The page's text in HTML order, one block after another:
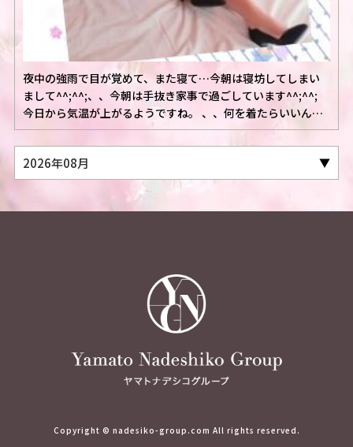
夜中の強雨で目が覚めて、また寝て…今朝は寝坊してしまい
まして^^;^^;、、今朝は手抜き家事で過ごしています^^;^^;
今日から気温が上がるようですね。 、、何を着たらいいん…
Copyright © nadesiko-group.com All rights reserved.